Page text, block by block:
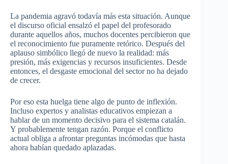
La pandemia agravó todavía más esta situación. Aunque
el discurso oficial ensalzó el papel del profesorado
durante aquellos años, muchos docentes percibieron que
el reconocimiento fue puramente retórico. Después del
aplauso simbólico llegó de nuevo la realidad: más
presión, más exigencias y recursos insuficientes. Desde
entonces, el desgaste emocional del sector no ha dejado
de crecer.
Por eso esta huelga tiene algo de punto de inflexión.
Incluso expertos y analistas educativos empiezan a
hablar de un momento decisivo para el sistema catalán.
Y probablemente tengan razón. Porque el conflicto
actual obliga a afrontar preguntas incómodas que hasta
ahora habían quedado aplazadas.